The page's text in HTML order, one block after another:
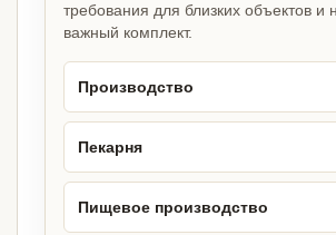
требования для близких объектов и
важный комплект.
Производство
Пекарня
Пищевое производство